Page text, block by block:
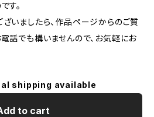
す。
いましたら、作品ページからのご質
話でも構いませんので、お気軽にお
shipping available
to cart